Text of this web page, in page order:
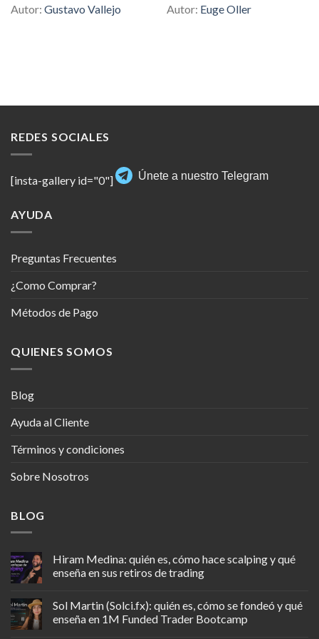
Autor: Gustavo Vallejo Autor: Euge Oller
REDES SOCIALES
[insta-gallery id="0"] Únete a nuestro Telegram
AYUDA
Preguntas Frecuentes
¿Como Comprar?
Métodos de Pago
QUIENES SOMOS
Blog
Ayuda al Cliente
Términos y condiciones
Sobre Nosotros
BLOG
Hiram Medina: quién es, cómo hace scalping y qué
enseña en sus retiros de trading
Sol Martin (Solci.fx): quién es, cómo se fondeó y qué
enseña en 1M Funded Trader Bootcamp